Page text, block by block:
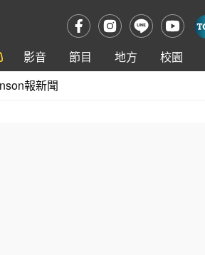
影音 節目 地方
校園
報新聞